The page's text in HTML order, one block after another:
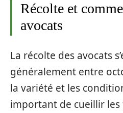
Récolte et
avocats
La récolte des avocats
généralement entre
la variété et les
important de cueillir